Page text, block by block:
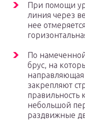
При помощи
линия через
нее
По
брус, на
закрепляют
правильность
небольшой
раздвижные